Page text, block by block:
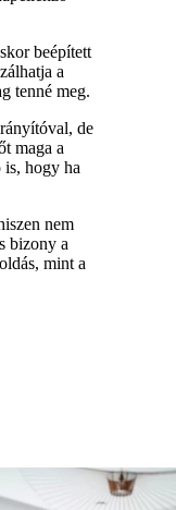
beépített
a
tenné meg.
de
maga a
is, hogy ha
nem
bizony a
mint a